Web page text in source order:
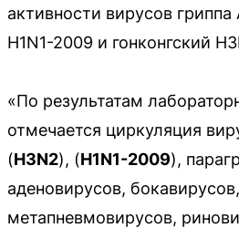
активности вирусов
H1N1-2009 и гонконгский
«По результатам
отмечается циркуляция
(H3N2), (H1N1-2009),
аденовирусов,
метапневмовирусов,